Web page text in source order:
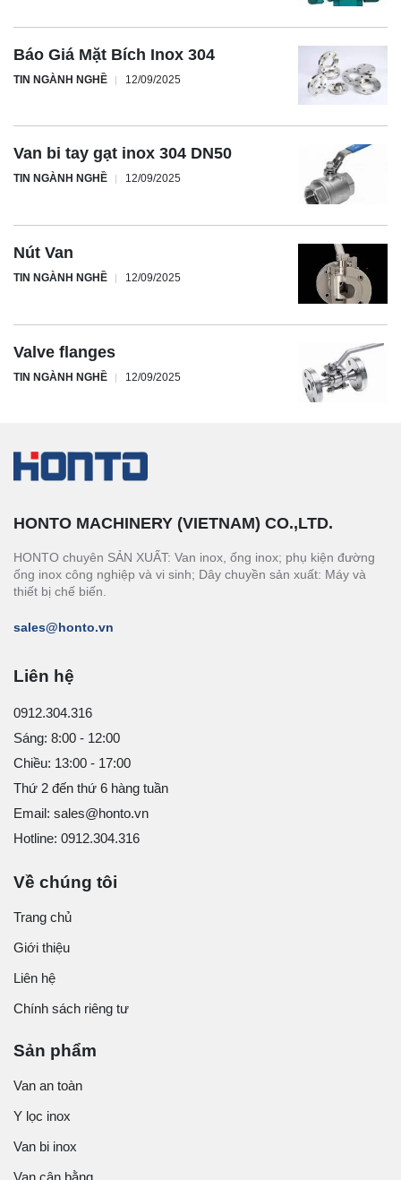
Báo Giá Mặt Bích Inox 304
TIN NGÀNH NGHỀ 12/09/2025
Van bi tay gạt inox 304 DN50
TIN NGÀNH NGHỀ 12/09/2025
Nút Van
TIN NGÀNH NGHỀ 12/09/2025
Valve flanges
TIN NGÀNH NGHỀ 12/09/2025
HONTO MACHINERY (VIETNAM) CO.,LTD.
HONTO chuyên SẢN XUẤT: Van inox, ống inox; phụ kiện đường
ống inox công nghiệp và vi sinh; Dây chuyền sản xuất: Máy và
thiết bị chế biến.
sales@honto.vn
Liên hệ
0912.304.316
Sáng: 8:00 - 12:00
Chiều: 13:00 - 17:00
Thứ 2 đến thứ 6 hàng tuần
Email: sales@honto.vn
Hotline: 0912.304.316
Về chúng tôi
Trang chủ
Giới thiệu
Liên hệ
Chính sách riêng tư
Sản phẩm
Van an toàn
Y lọc inox
Van bi inox
Van cân bằng